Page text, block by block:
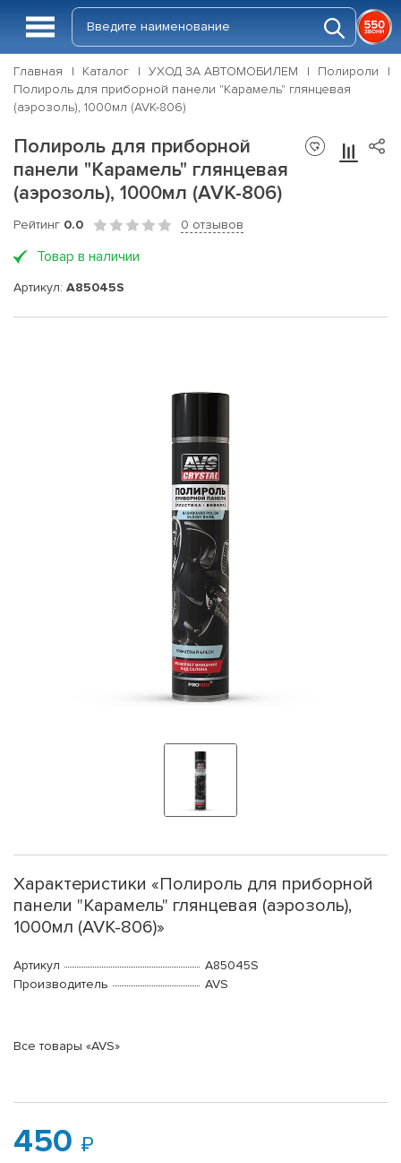
Главная Каталог УХОД ЗА АВТОМОБИЛЕМ
Полироли
Полироль для приборной панели "Карамель" глянцевая
(аэрозоль), 1000мл (AVK-806)
Полироль для приборной
панели "Карамель" глянцевая
(аэрозоль), 1000мл (AVK-806)
Рейтинг 0.0 0 отзывов
Товар в наличии
Артикул: A85045S
Характеристики «Полироль для приборной
панели "Карамель" глянцевая (аэрозоль),
1000мл (AVK-806)»
Артикул
A85045S
Производитель
AVS
Все товары «AVS»
450